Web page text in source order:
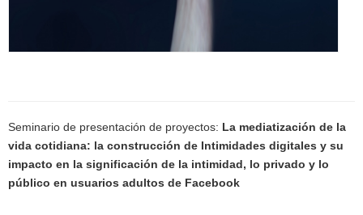
Seminario de presentación de proyectos: La mediatización de la
vida cotidiana: la construcción de Intimidades digitales y su
impacto en la significación de la intimidad, lo privado y lo
público en usuarios adultos de Facebook